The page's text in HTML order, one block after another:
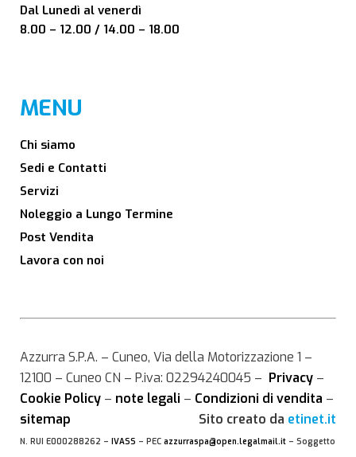
Dal Lunedì al venerdì
8.00 – 12.00 / 14.00 – 18.00
MENU
Chi siamo
Sedi e Contatti
Servizi
Noleggio a Lungo Termine
Post Vendita
Lavora con noi
Azzurra S.P.A. – Cuneo, Via della Motorizzazione 1 –
12100 – Cuneo CN – P.iva: 02294240045 – Privacy –
Cookie Policy – note legali – Condizioni di vendita –
sitemap
Sito creato da etinet.it
N. RUI E000288262 – IVASS – PEC azzurraspa@open.legalmail.it – Soggetto